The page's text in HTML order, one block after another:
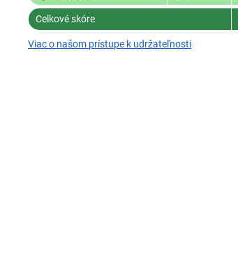
Celkové skóre
Viac o našom prístupe k udržateľnosti